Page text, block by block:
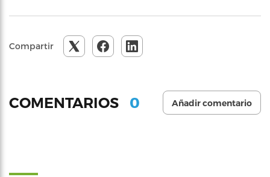
Compartir
COMENTARIOS 0 Añadir comentario